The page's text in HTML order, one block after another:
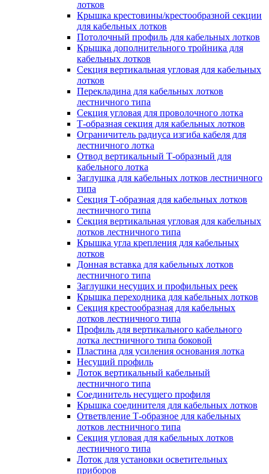
лотков
Крышка крестовины/крестообразной секции
для кабельных лотков
Потолочный профиль для кабельных лотков
Крышка дополнительного тройника для
кабельных лотков
Секция вертикальная угловая для кабельных
лотков
Перекладина для кабельных лотков
лестничного типа
Секция угловая для проволочного лотка
Т-образная секция для кабельных лотков
Ограничитель радиуса изгиба кабеля для
лестничного лотка
Отвод вертикальный Т-образный для
кабельного лотка
Заглушка для кабельных лотков лестничного
типа
Секция Т-образная для кабельных лотков
лестничного типа
Секция вертикальная угловая для кабельных
лотков лестничного типа
Крышка угла крепления для кабельных
лотков
Донная вставка для кабельных лотков
лестничного типа
Заглушки несущих и профильных реек
Крышка переходника для кабельных лотков
Секция крестообразная для кабельных
лотков лестничного типа
Профиль для вертикального кабельного
лотка лестничного типа боковой
Пластина для усиления основания лотка
Несущий профиль
Лоток вертикальный кабельный
лестничного типа
Соединитель несущего профиля
Крышка соединителя для кабельных лотков
Ответвление Т-образное для кабельных
лотков лестничного типа
Секция угловая для кабельных лотков
лестничного типа
Лоток для установки осветительных
приборов